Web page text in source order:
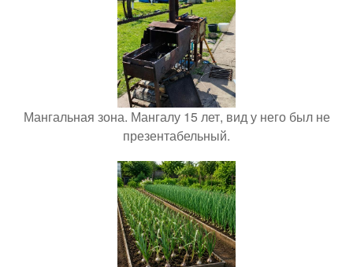
Мангальная зона. Мангалу 15 лет, вид у него был не
презентабельный.